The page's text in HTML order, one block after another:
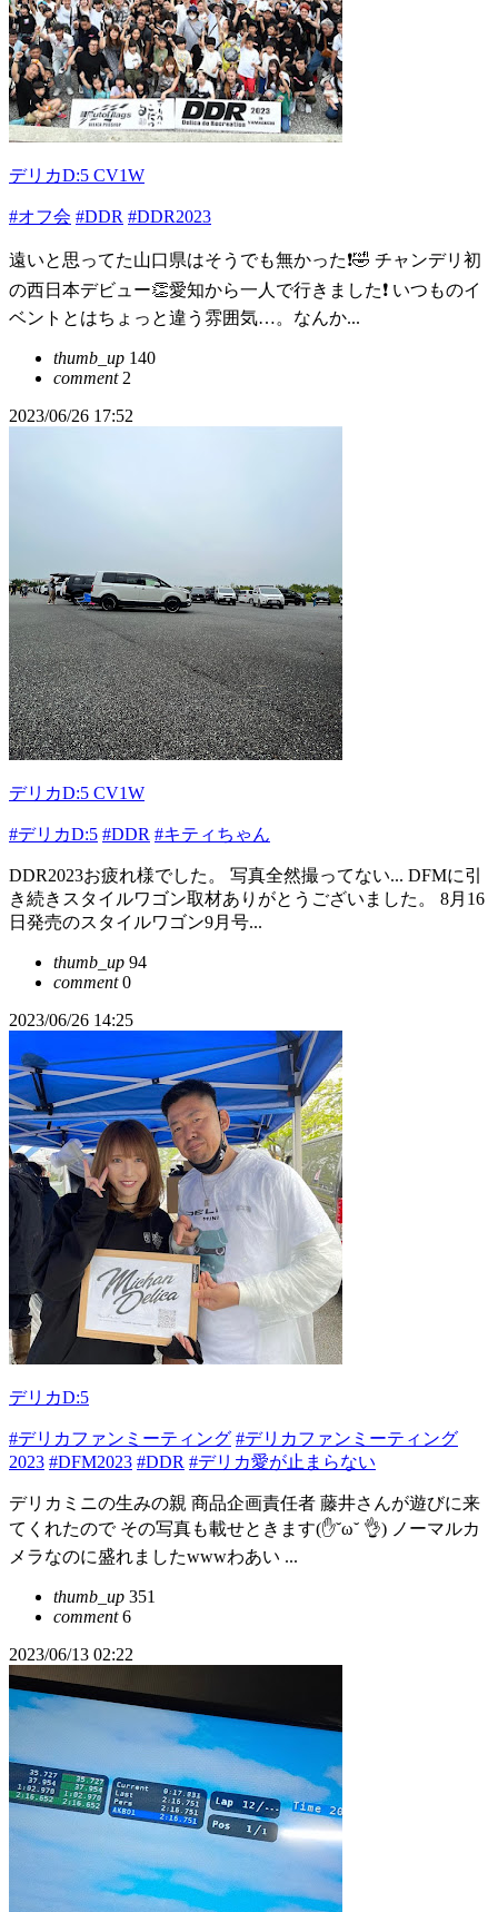
デリカD:5 CV1W
#オフ会 #DDR #DDR2023
遠いと思ってた山口県はそうでも無かった❗️🤣 チャンデリ初
の西日本デビュー👏愛知から一人で行きました❗️ いつものイ
ベントとはちょっと違う雰囲気…。なんか...
thumb_up 140
comment2
2023/06/26 17:52
デリカD:5 CV1W
#デリカD:5 #DDR #キティちゃん
DDR2023お疲れ様でした。 写真全然撮ってない... DFMに引
き続きスタイルワゴン取材ありがとうございました。 8月16
日発売のスタイルワゴン9月号...
thumb_up 94
comment0
2023/06/26 14:25
デリカD:5
#デリカファンミーティング #デリカファンミーティング
2023 #DFM2023 #DDR #デリカ愛が止まらない
デリカミニの生みの親 商品企画責任者 藤井さんが遊びに来
てくれたので その写真も載せときます(✋˘ω˘ 👌) ノーマルカ
メラなのに盛れましたwwwわあい ...
thumb_up 351
comment6
2023/06/13 02:22